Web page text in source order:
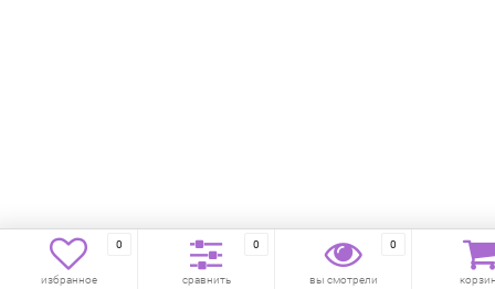
0
избранное
0
сравнить
0
вы смотрели